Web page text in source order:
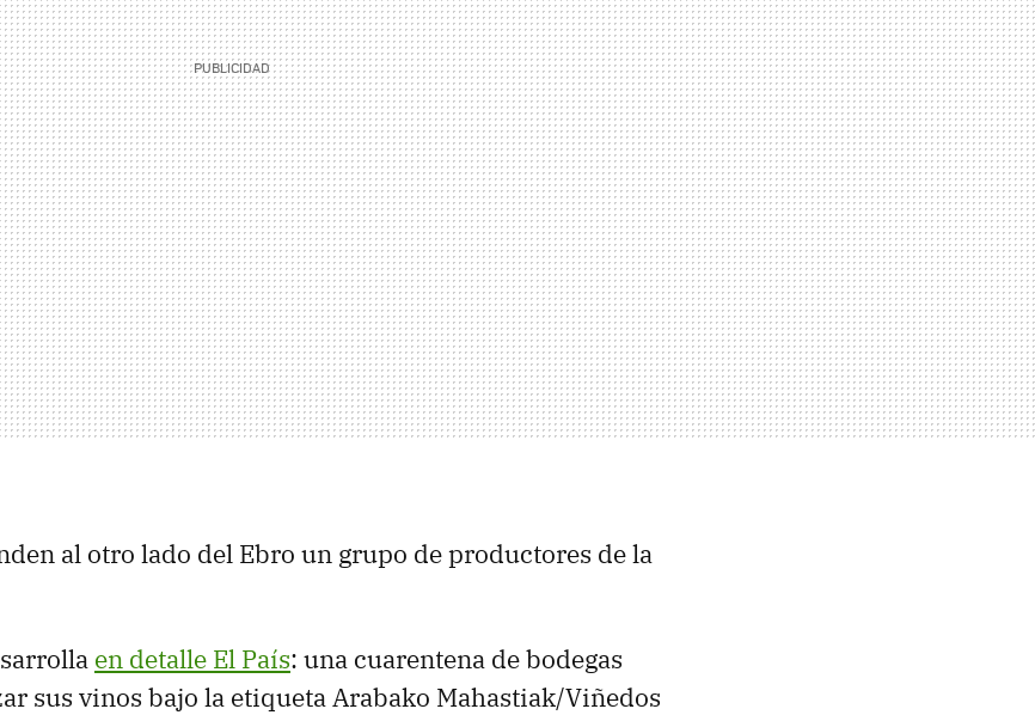
al otro lado del Ebro un grupo de productores de la
en detalle El País: una cuarentena de bodegas
sus vinos bajo la etiqueta Arabako Mahastiak/Viñedos